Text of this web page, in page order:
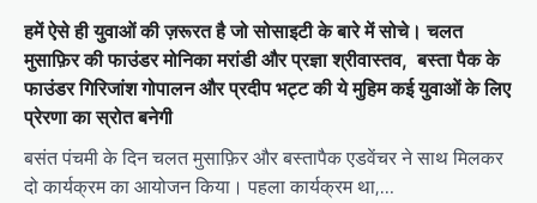
हमें ऐसे ही युवाओं की ज़रूरत है जो सोसाइटी के बारे में सोचे। चलत
मुसाफ़िर की फाउंडर मोनिका मरांडी और प्रज्ञा श्रीवास्तव, बस्ता पैक के
फाउंडर गिरिजांश गोपालन और प्रदीप भट्ट की ये मुहिम कई युवाओं के लिए
प्रेरणा का स्रोत बनेगी
बसंत पंचमी के दिन चलत मुसाफ़िर और बस्तापैक एडवेंचर ने साथ मिलकर
दो कार्यक्रम का आयोजन किया। पहला कार्यक्रम था,…